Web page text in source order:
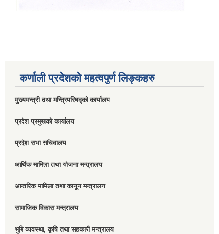
कर्णाली प्रदेशको महत्वपुर्ण लिङ्कहरु
मुख्यमन्त्री तथा मन्त्रिपरिषद्को कार्यालय
प्रदेश प्रमुखको कार्यालय
प्रदेश सभा सचिवालय
आर्थिक मामिला तथा योजना मन्त्रालय
आन्तरिक मामिला तथा कानून मन्त्रालय
सामाजिक विकास मन्त्रालय
भुमि व्यवस्था, कृषि तथा सहकारी मन्त्रालय